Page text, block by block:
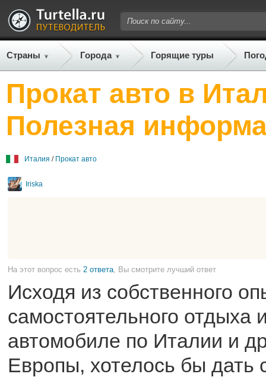
Страны Города Горящие туры
Прокат авто в
Полезная
Италия / Прокат авто
Iriska
На этот вопрос есть 2 ответа, Вы смотрите лучший ответ
Исходя из собственного
самостоятельного отдыха
автомобиле по Италии и
Европы, хотелось бы